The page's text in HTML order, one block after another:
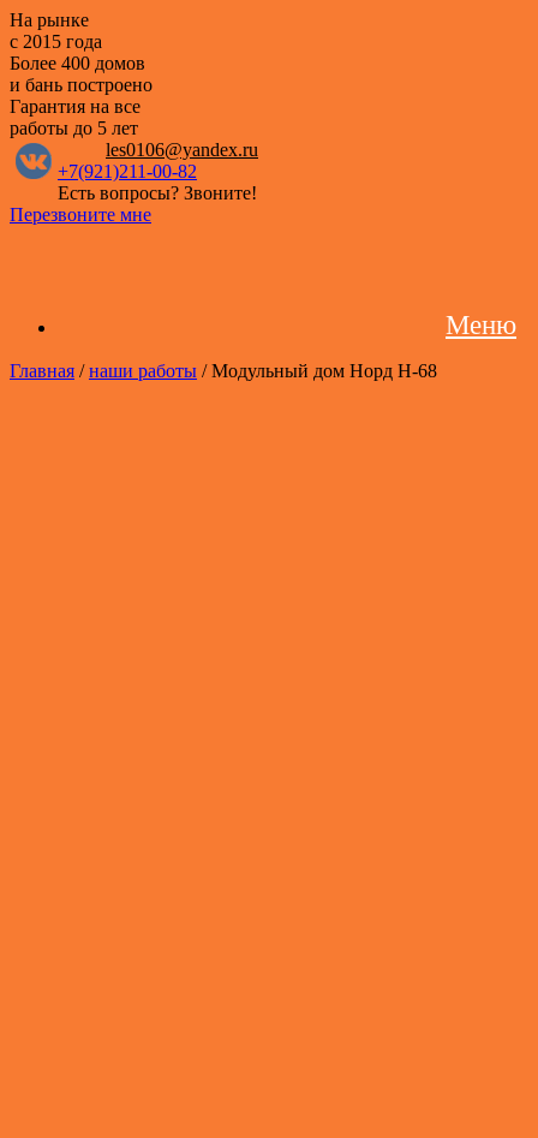
На рынке
с 2015 года
Более 400 домов
и бань построено
Гарантия на все
работы до 5 лет
les0106@yandex.ru
+7(921)211-00-82
Есть вопросы? Звоните!
Перезвоните мне
Меню
Главная /наши работы / Модульный дом Норд Н-68